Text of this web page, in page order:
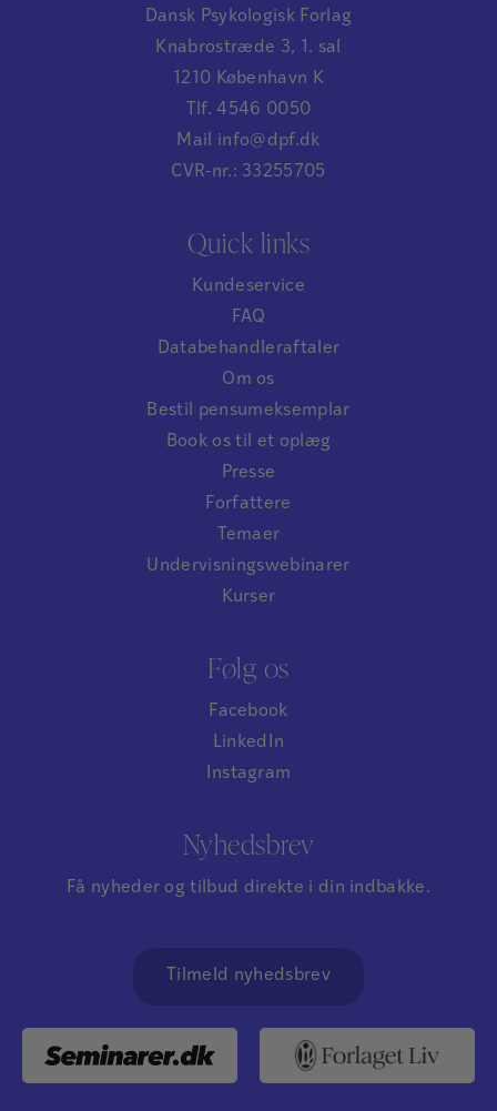
Dansk Psykologisk Forlag
Knabrostræde 3, 1. sal
1210 København K
Tlf. 4546 0050
Mail info@dpf.dk
CVR-nr.: 33255705
Quick links
Kundeservice
FAQ
Databehandleraftaler
Om os
Bestil pensumeksemplar
Book os til et oplæg
Presse
Forfattere
Temaer
Undervisningswebinarer
Kurser
Følg os
Facebook
LinkedIn
Instagram
Nyhedsbrev
Få nyheder og tilbud direkte i din indbakke.
Tilmeld nyhedsbrev